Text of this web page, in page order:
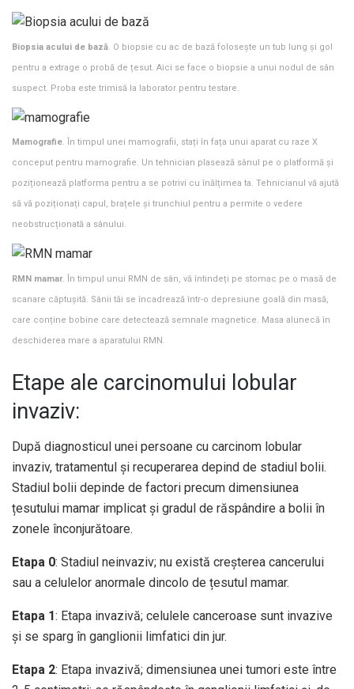
Biopsia acului de bază. O biopsie cu ac de bază folosește un tub lung și gol
pentru a extrage o probă de țesut. Aici se face o biopsie a unui nodul de sân
suspect. Proba este trimisă la laborator pentru testare.
Mamografie. În timpul unei mamografii, stați în fața unui aparat cu raze X
conceput pentru mamografie. Un tehnician plasează sânul pe o platformă și
poziționează platforma pentru a se potrivi cu înălțimea ta. Tehnicianul vă ajută
să vă poziționați capul, brațele și trunchiul pentru a permite o vedere
neobstrucționată a sânului.
RMN mamar. În timpul unui RMN de sân, vă întindeți pe stomac pe o masă de
scanare căptușită. Sânii tăi se încadrează într-o depresiune goală din masă,
care conține bobine care detectează semnale magnetice. Masa alunecă în
deschiderea mare a aparatului RMN.
Etape ale carcinomului lobular
invaziv:
După diagnosticul unei persoane cu carcinom lobular
invaziv, tratamentul și recuperarea depind de stadiul bolii.
Stadiul bolii depinde de factori precum dimensiunea
țesutului mamar implicat și gradul de răspândire a bolii în
zonele înconjurătoare.
Etapa 0: Stadiul neinvaziv; nu există creșterea cancerului
sau a celulelor anormale dincolo de țesutul mamar.
Etapa 1: Etapa invazivă; celulele canceroase sunt invazive
și se sparg în ganglionii limfatici din jur.
Etapa 2: Etapa invazivă; dimensiunea unei tumori este între